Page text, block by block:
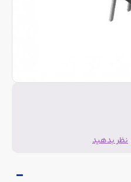
نظر بدهید